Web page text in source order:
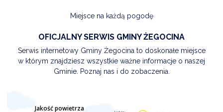
Miejsce na każdą pogodę
OFICJALNY SERWIS GMINY ŻEGOCINA
Serwis internetowy Gminy Żegocina to doskonałe miejsce
w którym znajdziesz wszystkie ważne informacje o naszej
Gminie. Poznaj nas i do zobaczenia.